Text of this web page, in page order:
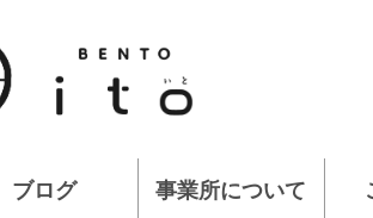
ブログ 事業所について